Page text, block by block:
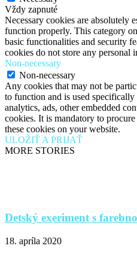
Vždy zapnuté
Necessary cookies are absolutely
function properly. This category
basic functionalities and security
cookies do not store any personal
Non-necessary
Non-necessary
Any cookies that may not be
to function and is used
analytics, ads, other embedded
cookies. It is mandatory to
these cookies on your website.
ULOŽIŤ A PRIJAŤ
MORE STORIES
Detský exeriment s
18. apríla 2020